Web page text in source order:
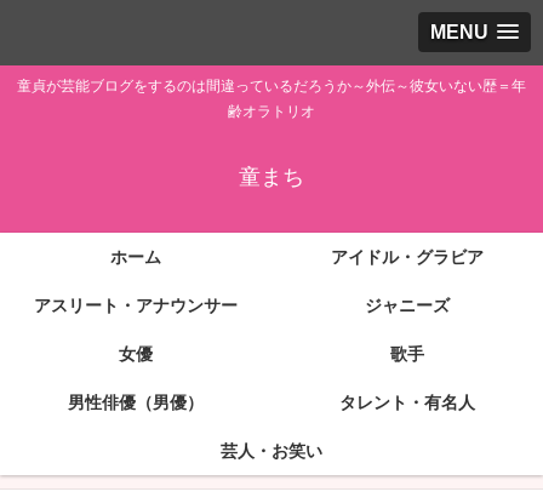
MENU
童貞が芸能ブログをするのは間違っているだろうか～外伝～彼女いない歴＝年
齢オラトリオ
童まち
ホーム アイドル・グラビア
アスリート・アナウンサー ジャニーズ
女優 歌手
男性俳優（男優） タレント・有名人
芸人・お笑い